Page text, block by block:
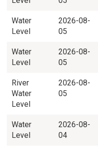
Water
Level
2026-08-
05
Water
Level
2026-08-
05
River
Water
Level
2026-08-
05
Water
Level
2026-08-
04